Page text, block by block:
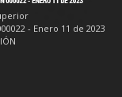
- Enero 11 de 2023